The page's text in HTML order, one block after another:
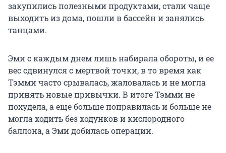
закупились полезными продуктами, стали чаще
выходить из дома, пошли в бассейн и занялись
танцами.
Эми с каждым днем лишь набирала обороты, и ее
вес сдвинулся с мертвой точки, в то время как
Тэмми часто срывалась, жаловалась и не могла
принять новые привычки. В итоге Тэмми не
похудела, а еще больше поправилась и больше не
могла ходить без ходунков и кислородного
баллона, а Эми добилась операции.